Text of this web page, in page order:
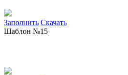
Заполнить Скачать
Шаблон №15